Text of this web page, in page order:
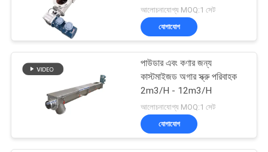
গোপনীয়তা
নীতি
আলোচনাযোগ্য MOQ:1 সেট
যোগাযোগ
পাউডার এবং কণার জন্য
কাস্টমাইজড অগার স্ক্রু পরিবাহক
2m3/H - 12m3/H
আলোচনাযোগ্য MOQ:1 সেট
যোগাযোগ